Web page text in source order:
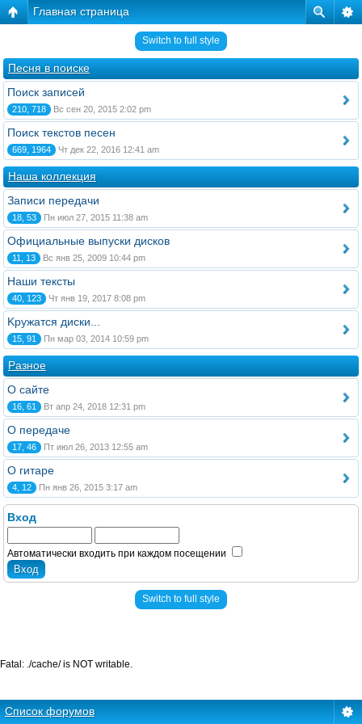
Главная страница
Switch to full style
Песня в поиске
Поиск записей
210, 718 Вс сен 20, 2015 2:02 pm
Поиск текстов песен
669, 1964 Чт дек 22, 2016 12:41 am
Наша коллекция
Записи передачи
18, 53 Пн июл 27, 2015 11:38 am
Официальные выпуски дисков
11, 13 Вс янв 25, 2009 10:44 pm
Наши тексты
40, 123 Чт янв 19, 2017 8:08 pm
Kружатся диски...
15, 91 Пн мар 03, 2014 10:59 pm
Разное
О сайте
16, 61 Вт апр 24, 2018 12:31 pm
О передаче
17, 46 Пт июл 26, 2013 12:55 am
О гитаре
4, 12 Пн янв 26, 2015 3:17 am
Вход
Автоматически входить при каждом посещении
Switch to full style
Список форумов
Fatal: ./cache/ is NOT writable.